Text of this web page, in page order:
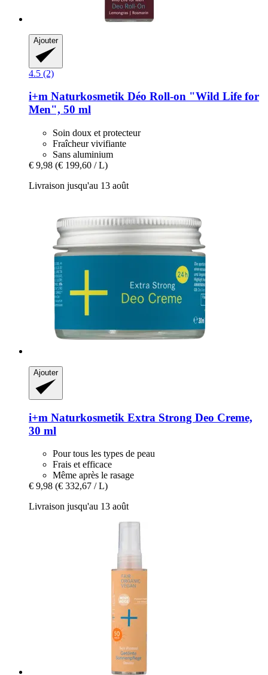
Ajouter
4.5 (2)
i+m Naturkosmetik Déo Roll-​on "Wild Life for
Men", 50 ml
Soin doux et protecteur
Fraîcheur vivifiante
Sans aluminium
€ 9,98 (€ 199,60 / L)
Livraison jusqu'au 13 août
Ajouter
i+m Naturkosmetik Extra Strong Deo Creme,
30 ml
Pour tous les types de peau
Frais et efficace
Même après le rasage
€ 9,98 (€ 332,67 / L)
Livraison jusqu'au 13 août